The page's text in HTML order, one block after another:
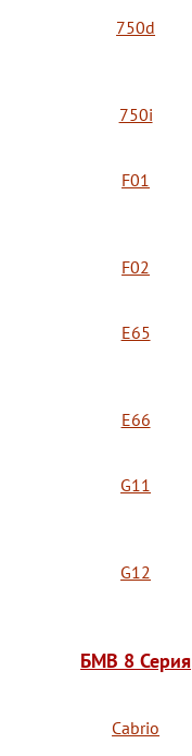
750d
750i
F01
F02
E65
E66
G11
G12
БМВ 8 Серия
Cabrio